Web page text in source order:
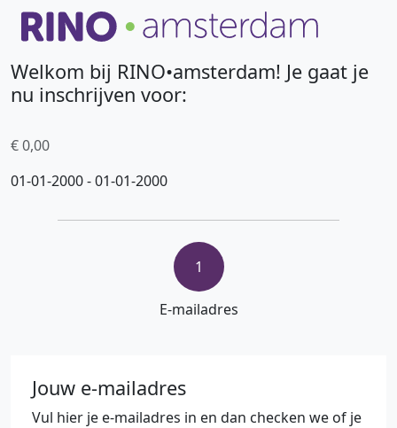
Welkom bij RINO•amsterdam! Je gaat je
nu inschrijven voor:
01-01-2000 - 01-01-2000
€ 0,00
1
E-mailadres
Jouw e-mailadres
Vul hier je e-mailadres in en dan checken we of je